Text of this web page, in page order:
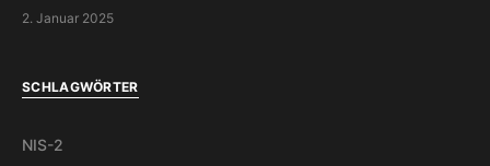
2. Januar 2025
SCHLAGWÖRTER
NIS-2